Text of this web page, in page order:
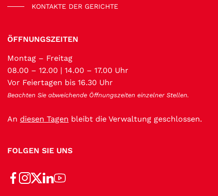
KONTAKTE DER GERICHTE
ÖFFNUNGSZEITEN
Montag – Freitag
08.00 – 12.00 | 14.00 – 17.00 Uhr
Vor Feiertagen bis 16.30 Uhr
Beachten Sie abweichende Öffnungszeiten einzelner Stellen.
An diesen Tagen bleibt die Verwaltung geschlossen.
FOLGEN SIE UNS